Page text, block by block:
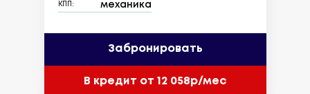
КПП: механика
Забронировать
В кредит от 12 058р/мес